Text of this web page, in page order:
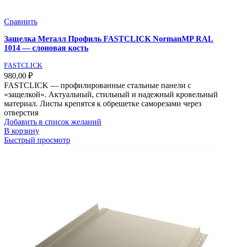
Сравнить
Защелка Металл Профиль FASTCLICK NormanMP RAL
1014 — слоновая кость
FASTCLICK
980,00 ₽
FASTCLICK — профилированные стальные панели с
«защелкой». Актуальный, стильный и надежный кровельный
материал. Листы крепятся к обрешетке саморезами через
отверстия
Добавить в список желаний
В корзину
Быстрый просмотр